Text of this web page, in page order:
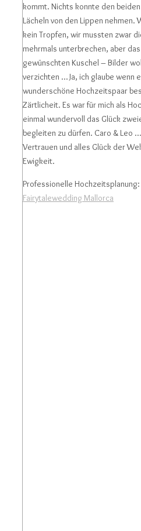
kommt. Nichts konnte den
Lächeln von den Lippen nehmen.
kein Tropfen, wir mussten zwar
mehrmals unterbrechen, aber
gewünschten Kuschel – Bilder
verzichten … Ja, ich glaube wenn
wunderschöne Hochzeitspaar
Zärtlicheit. Es war für mich als
einmal wundervoll das Glück
begleiten zu dürfen. Caro & Leo
Vertrauen und alles Glück der
Ewigkeit.
Professionelle Hochzeitsplanung:
Fairytalewedding Mallorca